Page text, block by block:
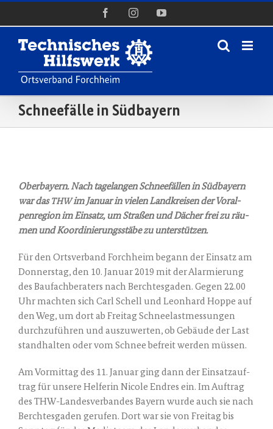
FacebookInstagramYouTube
Schneefälle in Südbayern
grösseres
Bild
Ober­bay­ern. Nach tage­lan­gen Schnee­fäl­len in Süd­bay­ern
war das THWim Janu­ar in vie­len Land­krei­sen der Vor­al­
pen­re­gi­on im Ein­satz, um Stra­ßen und Dächer frei zu räu­
men und Koor­di­nie­rungs­stä­be zu unterstützen.
Für den Orts­ver­band Forch­heim begann der Ein­satz am
Don­ners­tag, den 10. Janu­ar 2019 mit der Alar­mie­rung
des Bau­fach­be­ra­ters nach Berch­tes­ga­den. Gegen 22.00
Uhr mach­ten sich Carl Schell und Leon­hard Hop­pe auf
den Weg, um dort ab Frei­tag Schnee­last­mes­sun­gen
durch­zu­füh­ren und aus­zu­wer­ten, ob Gebäu­de der Last
stand­hal­ten oder vom Schnee befreit wer­den müssen.
Am Vor­mit­tag des 11. Janu­ar ging dann der Ein­satz­auf­
trag für unse­re Hel­fe­rin Nico­le End­res ein. Im Auf­trag
des THW-Lan­des­ver­ban­des Bay­ern wur­de auch sie nach
Berch­tes­ga­den geru­fen. Dort war sie von Frei­tag bis